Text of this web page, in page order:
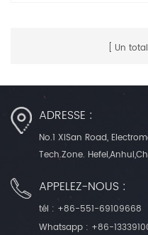
Un
ADRESSE :
No.1 XiSan Road,
Tech.Zone.
APPELEZ-NOUS :
tél : +86-551-69109668
Whatsapp : +86-